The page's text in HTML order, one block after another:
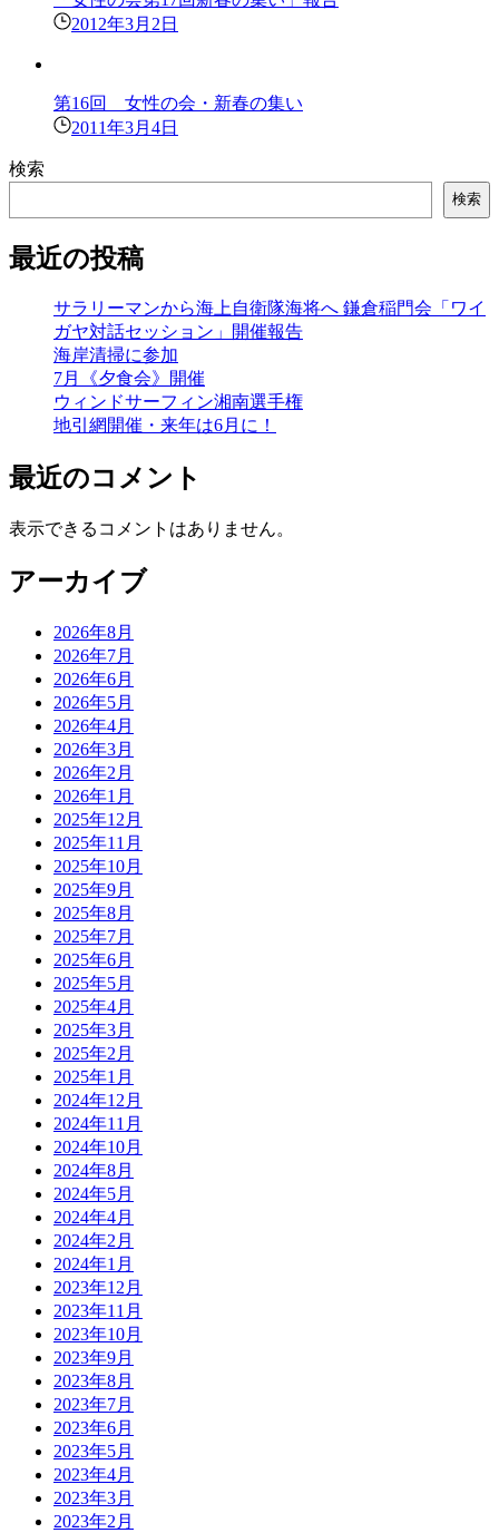
2012年3月2日
第16回 女性の会・新春の集い
2011年3月4日
検索
検索
最近の投稿
サラリーマンから海上自衛隊海将へ 鎌倉稲門会「ワイ
ガヤ対話セッション」開催報告
海岸清掃に参加
7月《夕食会》開催
ウィンドサーフィン湘南選手権
地引網開催・来年は6月に！
最近のコメント
表示できるコメントはありません。
アーカイブ
2026年8月
2026年7月
2026年6月
2026年5月
2026年4月
2026年3月
2026年2月
2026年1月
2025年12月
2025年11月
2025年10月
2025年9月
2025年8月
2025年7月
2025年6月
2025年5月
2025年4月
2025年3月
2025年2月
2025年1月
2024年12月
2024年11月
2024年10月
2024年8月
2024年5月
2024年4月
2024年2月
2024年1月
2023年12月
2023年11月
2023年10月
2023年9月
2023年8月
2023年7月
2023年6月
2023年5月
2023年4月
2023年3月
2023年2月